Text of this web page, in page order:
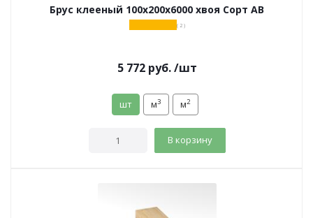
Брус клееный 100х200х6000 хвоя Сорт АВ
( 2 )
5 772руб. /шт
шт м3 м2
В корзину